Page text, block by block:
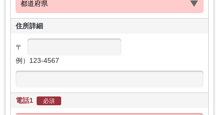
住所詳細
〒
例）123-4567
電話1 必須